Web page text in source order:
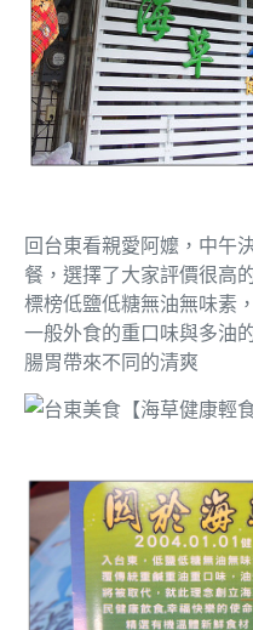
回台東看親愛阿嬤，中午
餐，選擇了大家評價很高
標榜低鹽低糖無油無味素
一般外食的重口味與多油
腸胃帶來不同的清爽